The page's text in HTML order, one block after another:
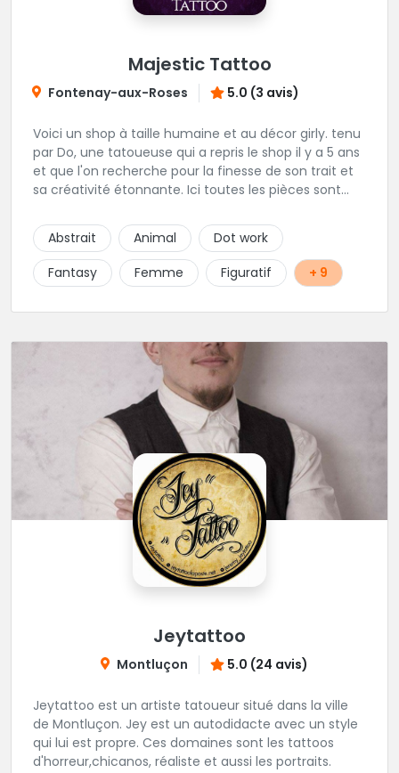
Majestic Tattoo
Fontenay-aux-Roses 5.0 (3 avis)
Voici un shop à taille humaine et au décor girly. tenu
par Do, une tatoueuse qui a repris le shop il y a 5 ans
et que l'on recherche pour la finesse de son trait et
sa créativité étonnante. Ici toutes les pièces sont
client. Les séances de tatouage se font en musique
et dans une ambiance décontractée.
Abstrait Animal
Dot work
Fantasy
Femme Figuratif + 9
Jeytattoo
Montluçon 5.0 (24 avis)
Jeytattoo est un artiste tatoueur situé dans la ville
de Montluçon. Jey est un autodidacte avec un style
qui lui est propre. Ces domaines sont les tattoos
d'horreur,chicanos, réaliste et aussi les portraits.